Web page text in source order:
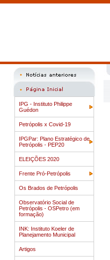
IPG - Instituto Philippe
Guédon
Petrópolis x Covid-19
IPGPar: Plano Estratégico de
Petrópolis - PEP20
ELEIÇÕES 2020
Frente Pró-Petrópolis
Os Brados de Petrópolis
Observatório Social de
Petrópolis - OSPetro (em
formação)
INK: Instituto Koeler de
Planejamento Municipal
Artigos